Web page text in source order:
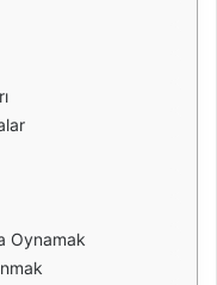
Oynamak